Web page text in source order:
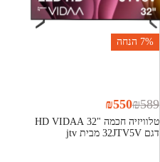
7% הנחה
טלוויזיה חכמה "32 HD VIDAA
דגם 32JTV5V מבית jtv
₪589
₪550